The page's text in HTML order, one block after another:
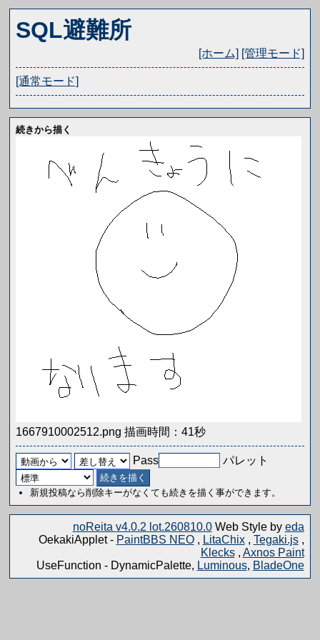
SQL避難所
[ホーム] [管理モード]
[通常モード]
続きから描く
1667910002512.png 描画時間：41秒
Pass パレット
新規投稿なら削除キーがなくても続きを描く事ができます。
noReita v4.0.2 lot.260810.0Web Style by eda
OekakiApplet - PaintBBS NEO, LitaChix, Tegaki.js,
Klecks, Axnos Paint
UseFunction - DynamicPalette, Luminous, BladeOne